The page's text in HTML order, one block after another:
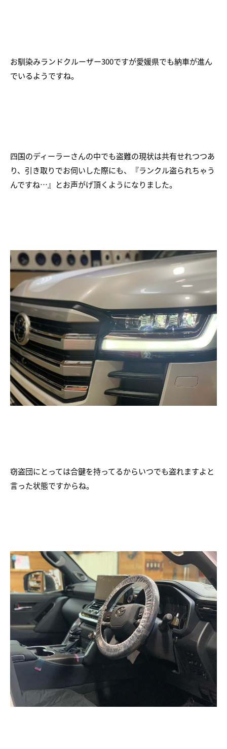
お馴染みランドクルーザー300ですが愛媛県でも納車が進ん
でいるようですね。
四国のディーラーさんの中でも盗難の現状は共有せれつつあ
り、引き取りでお伺いした際にも、『ランクル盗られちゃう
んですね…』とお声がげ頂くようになりました。
窃盗団にとっては合鍵を持ってるからいつでも盗れますよと
言った状態ですからね。